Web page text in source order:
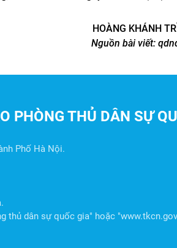
HOÀNG KHÁNH
Nguồn bài viết:
PHÒNG THỦ DÂN SỰ
Phố Hà Nội.
thủ dân sự quốc gia" hoặc